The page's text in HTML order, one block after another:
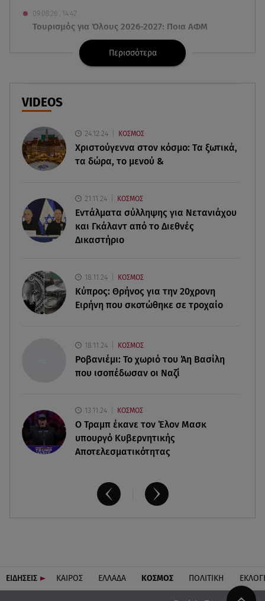
09.08.26 , 14:42
Τουρισμός για Όλους 2026-2027: Ποια ΑΦΜ
υποβάλλουν σήμερα αιτήσεις
Πινακίδες κυκλοφορίας με λίγα κλικ - Τέλος οι
Γνωστός δημοσιογράφος αποκάλυψε ότι
σύντομα παντρεύεται τη σύντροφό του
ταλαιπωρείς τις βλεφερίδες σου
09.08.26 , 13:47
Χούθι: «Χτύπησαν» διυλιστήριο της Aramco στη
09.08.26 , 13:31
Μήλος: Ελικόπτερο προσγειώθηκε στο
Σαρακήνικο
09.08.26 , 13:30
Μαντόνα για Γουίλιαμ Όρμπιτ: «Η μουσική σου
μου έδωσε ένα μαγικό χαλί»
Περισσότερα
VIDEOS
24.12.24 ΚΟΣΜΟΣ
Χριστούγεννα στον κόσμο: Tα ξωτικά,
τα δώρα, το μενού &
21.11.24 ΚΟΣΜΟΣ
Εντάλματα σύλληψης για Νετανιάχου
και Γκάλαντ από το Διεθνές
Δικαστήριο
18.11.24 ΚΟΣΜΟΣ
Κύπρος: Θρήνος για την 20χρονη
Ειρήνη που σκοτώθηκε σε τροχαίο
18.11.24 ΚΟΣΜΟΣ
Ροβανιέμι: Το χωριό του Άη Βασίλη
που ισοπέδωσαν οι Ναζί
13.11.24 ΚΟΣΜΟΣ
O Τραμπ έκανε τον Έλον Μασκ
υπουργό Κυβερνητικής
Αποτελεσματικότητας
ΕΙΔΗΣΕΙΣ ΚΑΙΡΟΣ ΕΛΛΑΔΑ ΚΟΣΜΟΣ ΠΟΛΙΤΙΚΗ